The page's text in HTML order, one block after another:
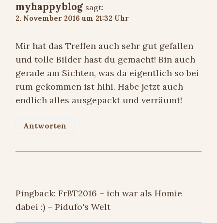
myhappyblog sagt:
2. November 2016 um 21:32 Uhr
Mir hat das Treffen auch sehr gut gefallen
und tolle Bilder hast du gemacht! Bin auch
gerade am Sichten, was da eigentlich so bei
rum gekommen ist hihi. Habe jetzt auch
endlich alles ausgepackt und verräumt!
Antworten
Pingback: FrBT2016 – ich war als Homie
dabei :) – Pidufo's Welt